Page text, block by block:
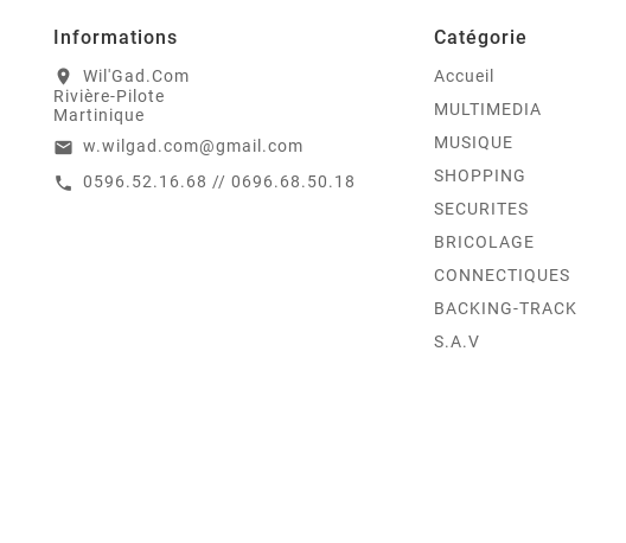
Informations
location_on
Wil'Gad.Com
Rivière-Pilote
Martinique
email w.wilgad.com@gmail.com
call 0596.52.16.68 // 0696.68.50.18
Catégorie
Accueil
MULTIMEDIA
MUSIQUE
SHOPPING
SECURITES
BRICOLAGE
CONNECTIQUES
BACKING-TRACK
S.A.V